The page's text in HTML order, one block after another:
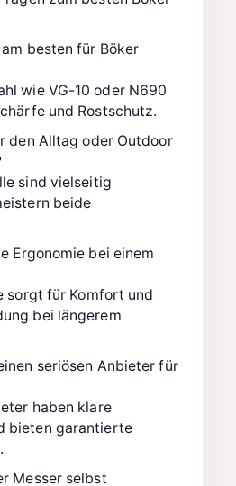
besten für Böker
wie VG-10 oder N690
und Rostschutz.
den Alltag oder Outdoor
sind vielseitig
beide
Ergonomie bei einem
sorgt für Komfort und
bei längerem
seriösen Anbieter für
haben klare
bieten garantierte
Messer selbst